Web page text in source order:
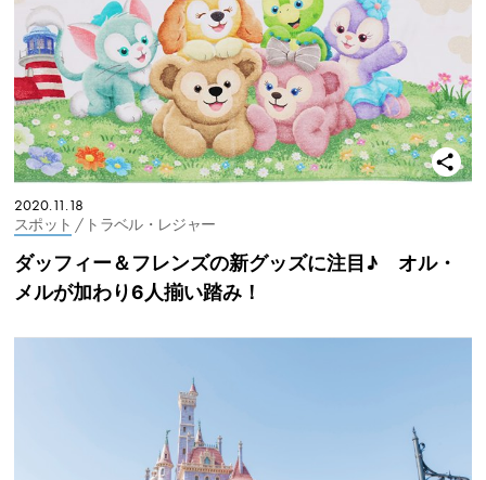
2020.11.18
スポット / トラベル・レジャー
ダッフィー＆フレンズの新グッズに注目♪ オル・
メルが加わり6人揃い踏み！